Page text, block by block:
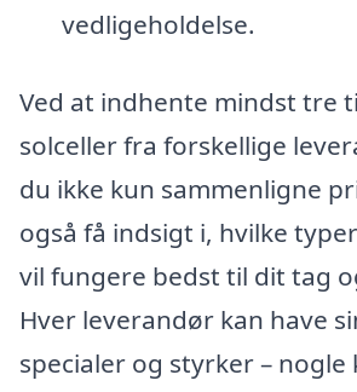
vedligeholdelse.
Ved at indhente mindst tre
solceller fra forskellige
du ikke kun sammenligne
også få indsigt i, hvilke
vil fungere bedst til dit tag
Hver leverandør kan have
specialer og styrker –